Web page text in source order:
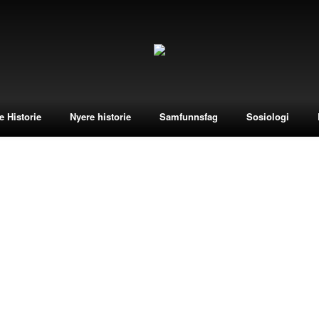
Historie Nyere historie Samfunnsfag Sosiologi